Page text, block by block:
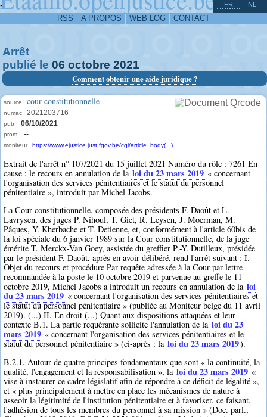
-
RSS A PROPOS WEB LOG CONTACT
FR NL
Arrêt
publié le 06 octobre 2021
Comment obtenir une aide juridique ?
source cour constitutionnelle
numac 2021203716
pub. 06/10/2021
prom. --
moniteur https://www.ejustice.just.fgov.be/cgi/article_body(...)
Extrait de l'arrêt n° 107/2021 du 15 juillet 2021 Numéro du rôle : 7261 En
cause : le recours en annulation de la loi du 23 mars 2019 « concernant
l'organisation des services pénitentiaires et le statut du personnel
pénitentiaire », introduit par Michel Jacobs.
La Cour constitutionnelle, composée des présidents F. Daoût et L.
Lavrysen, des juges P. Nihoul, T. Giet, R. Leysen, J. Moerman, M.
Pâques, Y. Kherbache et T. Detienne, et, conformément à l'article 60bis de
la loi spéciale du 6 janvier 1989 sur la Cour constitutionnelle, de la juge
émérite T. Merckx-Van Goey, assistée du greffier P.-Y. Dutilleux, présidée
par le président F. Daoût, après en avoir délibéré, rend l'arrêt suivant : I.
Objet du recours et procédure Par requête adressée à la Cour par lettre
recommandée à la poste le 10 octobre 2019 et parvenue au greffe le 11
octobre 2019, Michel Jacobs a introduit un recours en annulation de la loi
du 23 mars 2019 « concernant l'organisation des services pénitentiaires et
le statut du personnel pénitentiaire » (publiée au Moniteur belge du 11 avril
2019). (...) II. En droit (...) Quant aux dispositions attaquées et leur
contexte B.1. La partie requérante sollicite l'annulation de la loi du 23
mars 2019 « concernant l'organisation des services pénitentiaires et le
statut du personnel pénitentiaire » (ci-après : la loi du 23 mars 2019).
B.2.1. Autour de quatre principes fondamentaux que sont « la continuité, la
qualité, l'engagement et la responsabilisation », la loi du 23 mars 2019 «
vise à instaurer ce cadre législatif afin de répondre à ce déficit de légalité »,
et « plus principalement à mettre en place les mécanismes de nature à
asseoir la légitimité de l'institution pénitentiaire et à favoriser, ce faisant,
l'adhésion de tous les membres du personnel à sa mission » (Doc. parl.,
^